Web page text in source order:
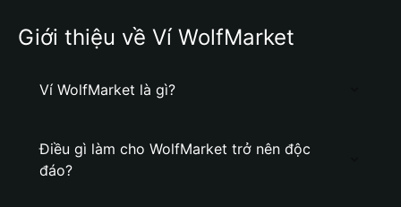
Giới thiệu về Ví WolfMarket
Ví WolfMarket là gì?
Điều gì làm cho WolfMarket trở nên độc
đáo?